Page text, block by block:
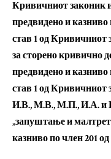
Кривичниот законик
предвидено и казниво
став 1 од Кривичниот
за сторено кривично
предвидено и казниво
став 1 од Кривичниот
И.В., М.В., М.П., И.А. и
„запуштање и
казниво по член 201